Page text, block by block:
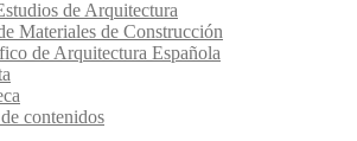
de Arquitectura
Materiales de Construcción
de Arquitectura Española
contenidos